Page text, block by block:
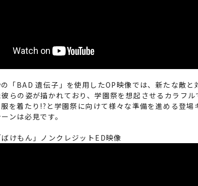
「BAD 遺伝子」を使用したOP映像では、新たな敵
らの姿が描かれており、学園祭を想起させるカラフ
を着たり!?と学園祭に向けて様々な準備を進める登
ンは必見です。
けもん」ノンクレジットED映像